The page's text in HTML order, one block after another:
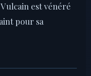
est vénéré
pour sa